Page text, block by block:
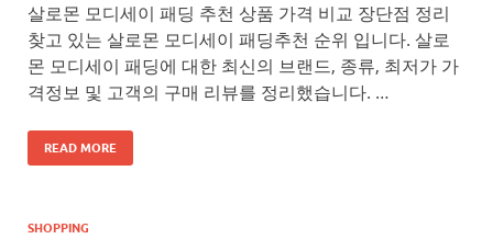
살로몬 모디세이 패딩 추천 상품 가격 비교 장단점 정리
찾고 있는 살로몬 모디세이 패딩추천 순위 입니다. 살로
몬 모디세이 패딩에 대한 최신의 브랜드, 종류, 최저가 가
격정보 및 고객의 구매 리뷰를 정리했습니다. …
READ MORE
SHOPPING